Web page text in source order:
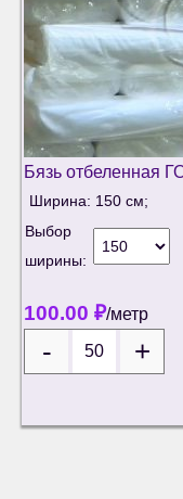
Бязь отбеленная
Ширина: 150 см;
Выбор
ширины:
100.00 ₽/метр